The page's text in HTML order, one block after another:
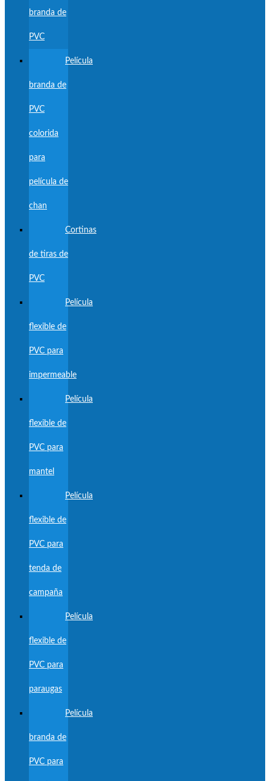
branda de
PVC
Película
branda de
PVC
colorida
para
película de
chan
Cortinas
de tiras de
PVC
Película
flexible de
PVC para
impermeable
Película
flexible de
PVC para
mantel
Película
flexible de
PVC para
tenda de
campaña
Película
flexible de
PVC para
paraugas
Película
branda de
PVC para